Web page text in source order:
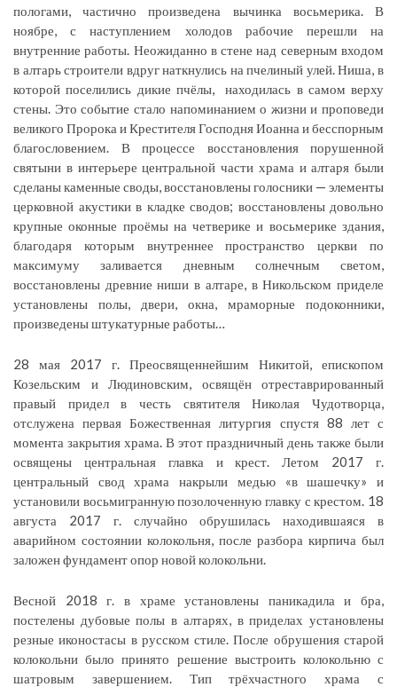
пологами, частично произведена вычинка восьмерика. В
ноябре, с наступлением холодов рабочие перешли на
внутренние работы. Неожиданно в стене над северным входом
в алтарь строители вдруг наткнулись на пчелиный улей. Ниша, в
которой поселились дикие пчёлы, находилась в самом верху
стены. Это событие стало напоминанием о жизни и проповеди
великого Пророка и Крестителя Господня Иоанна и бесспорным
благословением. В процессе восстановления порушенной
святыни в интерьере центральной части храма и алтаря были
сделаны каменные своды, восстановлены голосники — элементы
церковной акустики в кладке сводов; восстановлены довольно
крупные оконные проёмы на четверике и восьмерике здания,
благодаря которым внутреннее пространство церкви по
максимуму заливается дневным солнечным светом,
восстановлены древние ниши в алтаре, в Никольском приделе
установлены полы, двери, окна, мраморные подоконники,
произведены штукатурные работы…
28 мая 2017 г. Преосвященнейшим Никитой, епископом
Козельским и Людиновским, освящён отреставрированный
правый придел в честь святителя Николая Чудотворца,
отслужена первая Божественная литургия спустя 88 лет с
момента закрытия храма. В этот праздничный день также были
освящены центральная главка и крест. Летом 2017 г.
центральный свод храма накрыли медью «в шашечку» и
установили восьмигранную позолоченную главку с крестом. 18
августа 2017 г. случайно обрушилась находившаяся в
аварийном состоянии колокольня, после разбора кирпича был
заложен фундамент опор новой колокольни.
Весной 2018 г. в храме установлены паникадила и бра,
постелены дубовые полы в алтарях, в приделах установлены
резные иконостасы в русском стиле. После обрушения старой
колокольни было принято решение выстроить колокольню с
шатровым завершением. Тип трёхчастного храма с